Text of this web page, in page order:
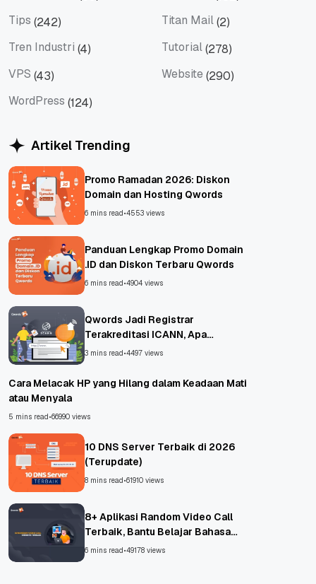
Tips (242) Titan Mail(2)
Tren Industri (4) Tutorial(278)
VPS (43) Website (290)
WordPress (124)
Artikel Trending
Promo Ramadan 2026: Diskon
Domain dan Hosting Qwords
6 mins read •4553 views
Panduan Lengkap Promo Domain
.ID dan Diskon Terbaru Qwords
6 mins read •4904 views
Qwords Jadi Registrar
Terakreditasi ICANN, Apa
Untungnya?
3 mins read •4497 views
Cara Melacak HP yang Hilang dalam Keadaan Mati
atau Menyala
5 mins read •66990 views
10 DNS Server Terbaik di 2026
(Terupdate)
8 mins read •61910 views
8+ Aplikasi Random Video Call
Terbaik, Bantu Belajar Bahasa
Asing!
6 mins read •49178 views